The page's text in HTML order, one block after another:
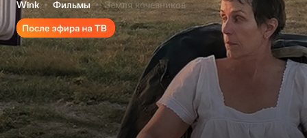
Wink Фильмы Земля кочевников